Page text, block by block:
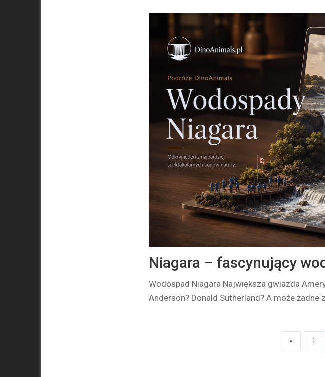
Niagara – fascynujący
Wodospad Niagara Największa gwiazda
Anderson? Donald Sutherland? A może żadne
« 1